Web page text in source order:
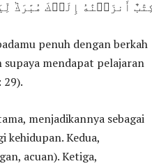
أَنزَلۡنَٰهُ إِلَيۡكَ مُبَٰرَكٞ
penuh dengan berkah
mendapat pelajaran
29).
menjadikannya sebagai
kehidupan. Kedua,
acuan). Ketiga,